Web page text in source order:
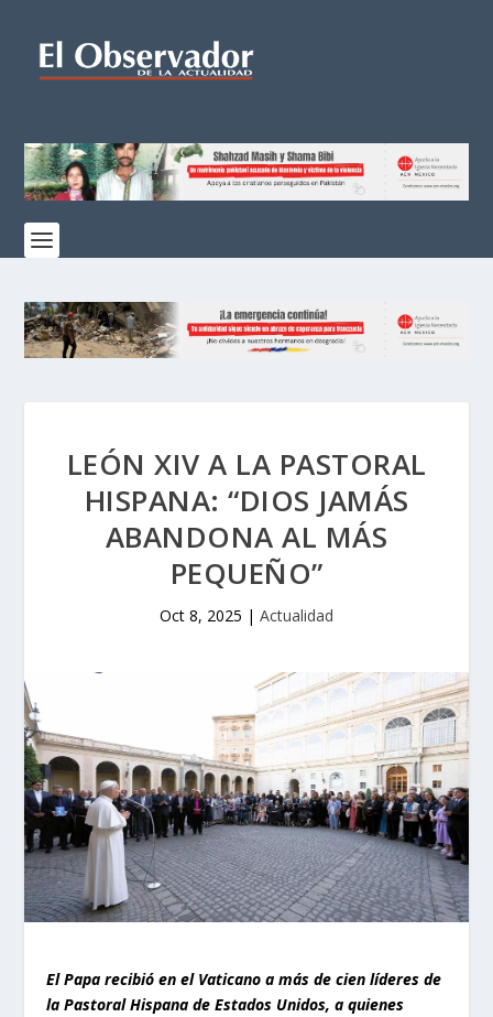
LEÓN XIV A LA PASTORAL
HISPANA: “DIOS JAMÁS
ABANDONA AL MÁS
PEQUEÑO”
Oct 8, 2025 | Actualidad
El Papa recibió en el Vaticano a más de cien líderes de
la Pastoral Hispana de Estados Unidos, a quienes